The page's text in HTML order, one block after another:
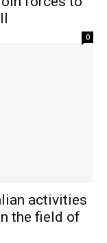
0
activities
the field of